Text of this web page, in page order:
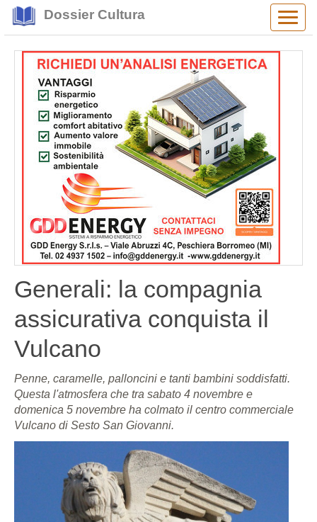
Dossier Cultura
Generali: la compagnia
assicurativa conquista il
Vulcano
Penne, caramelle, palloncini e tanti bambini soddisfatti.
Questa l'atmosfera che tra sabato 4 novembre e
domenica 5 novembre ha colmato il centro commerciale
Vulcano di Sesto San Giovanni.